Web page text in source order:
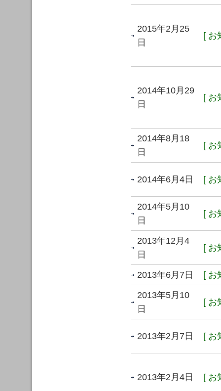
2015年2月25
日
[ お
2014年10月29
日
[ お
2014年8月18
日
[ お
2014年6月4日 [ お
2014年5月10
日
[ お
2013年12月4
日
[ お
2013年6月7日 [ お
2013年5月10
日
[ お
2013年2月7日 [ お
2013年2月4日 [ お